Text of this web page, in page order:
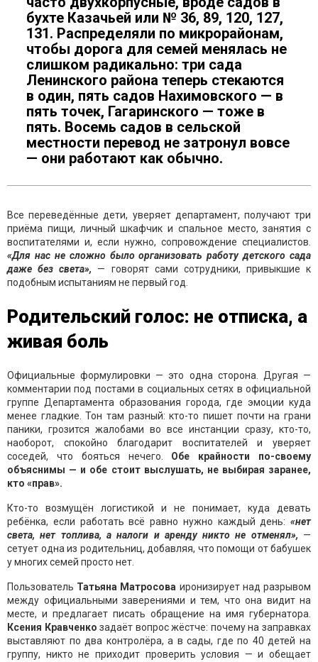
бухте Казачьей или № 36, 89, 120, 127,
131. Распределяли по микрорайонам,
чтобы дорога для семей менялась не
слишком радикально: три сада
Ленинского района теперь стекаются
в один, пять садов Нахимовского — в
пять точек, Гагаринского — тоже в
пять. Восемь садов в сельской
местности перевод не затронул вовсе
— они работают как обычно.
Все переведённые дети, уверяет департамент, получают три
приёма пищи, личный шкафчик и спальное место, занятия с
воспитателями и, если нужно, сопровождение специалистов.
«Для нас не сложно было организовать работу детского сада
даже без света», — говорят сами сотрудники, привыкшие к
подобным испытаниям не первый год.
Родительский голос: не отписка, а
живая боль
Официальные формулировки — это одна сторона. Другая —
комментарии под постами в социальных сетях в официальной
группе Департамента образования города, где эмоции куда
менее гладкие. Тон там разный: кто-то пишет почти на грани
паники, грозится жалобами во все инстанции сразу, кто-то,
наоборот, спокойно благодарит воспитателей и уверяет
соседей, что бояться нечего. Обе крайности по-своему
объяснимы — и обе стоит выслушать, не выбирая заранее,
кто «прав».
Кто-то возмущён логистикой и не понимает, куда девать
ребёнка, если работать всё равно нужно каждый день: «нет
света, нет топлива, а налоги и аренду никто не отменял», —
сетует одна из родительниц, добавляя, что помощи от бабушек
у многих семей просто нет.
Пользователь Татьяна Матросова иронизирует над разрывом
между официальными заверениями и тем, что она видит на
месте, и предлагает писать обращение на имя губернатора.
Ксения Кравченко задаёт вопрос жёстче: почему на заправках
выставляют по два контролёра, а в сады, где по 40 детей на
группу, никто не приходит проверить условия — и обещает